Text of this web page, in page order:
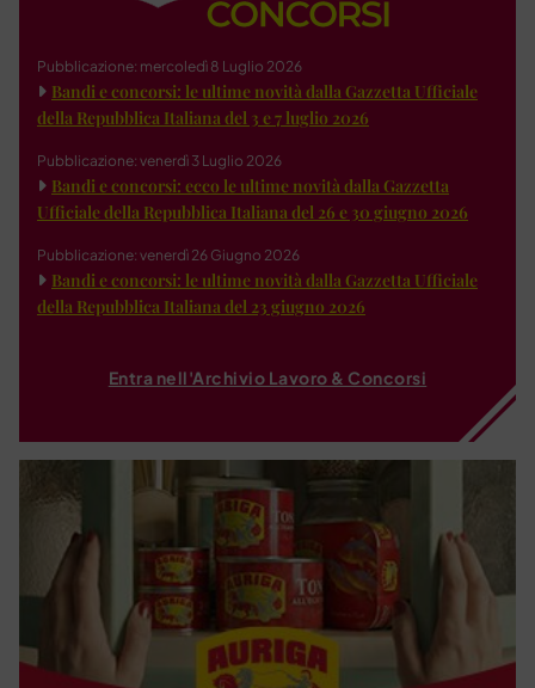
Pubblicazione: mercoledì 8 Luglio 2026
Bandi e concorsi: le ultime novità dalla Gazzetta Ufficiale
della Repubblica Italiana del 3 e 7 luglio 2026
Pubblicazione: venerdì 3 Luglio 2026
Bandi e concorsi: ecco le ultime novità dalla Gazzetta
Ufficiale della Repubblica Italiana del 26 e 30 giugno 2026
Pubblicazione: venerdì 26 Giugno 2026
Bandi e concorsi: le ultime novità dalla Gazzetta Ufficiale
della Repubblica Italiana del 23 giugno 2026
Entra nell'Archivio Lavoro & Concorsi